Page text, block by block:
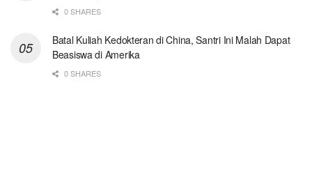
0 SHARES
Batal Kuliah Kedokteran di China, Santri Ini Malah Dapat
Beasiswa di Amerika
0 SHARES